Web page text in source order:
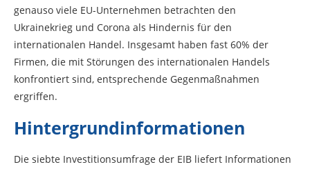
genauso viele EU-Unternehmen betrachten den
Ukrainekrieg und Corona als Hindernis für den
internationalen Handel. Insgesamt haben fast 60% der
Firmen, die mit Störungen des internationalen Handels
konfrontiert sind, entsprechende Gegenmaßnahmen
ergriffen.
Hintergrundinformationen
Die siebte Investitionsumfrage der EIB liefert Informationen